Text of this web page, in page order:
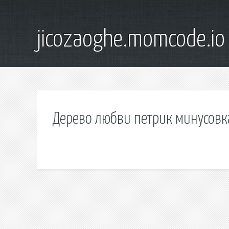
jicozaoghe.momcode.io
Дерево любви петрик